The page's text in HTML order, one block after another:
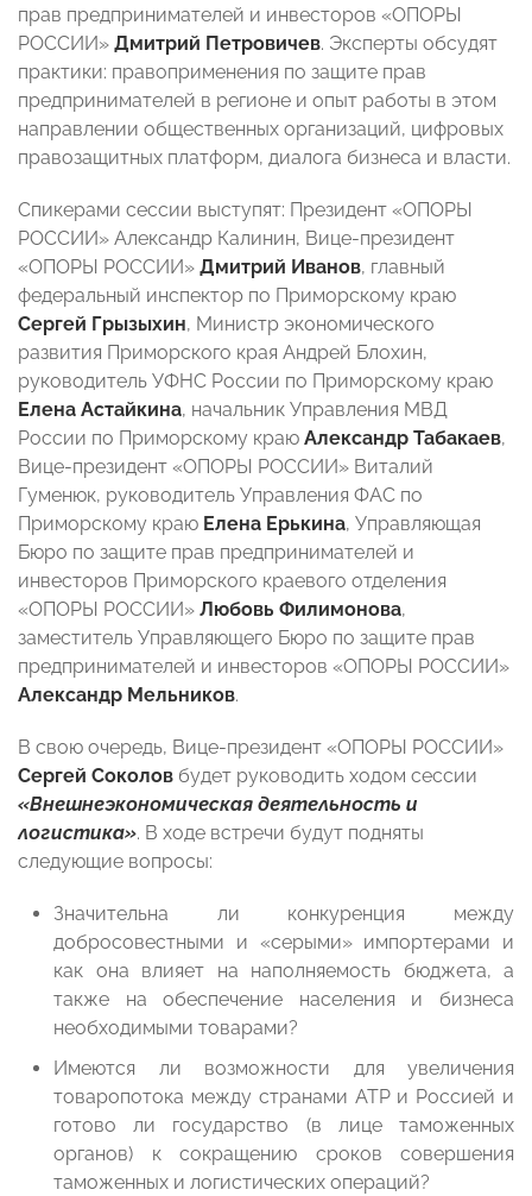
прав предпринимателей и инвесторов «ОПОРЫ
РОССИИ» Дмитрий Петровичев. Эксперты обсудят
практики: правоприменения по защите прав
предпринимателей в регионе и опыт работы в этом
направлении общественных организаций, цифровых
правозащитных платформ, диалога бизнеса и власти.
Спикерами сессии выступят: Президент «ОПОРЫ
РОССИИ» Александр Калинин, Вице-президент
«ОПОРЫ РОССИИ» Дмитрий Иванов, главный
федеральный инспектор по Приморскому краю
Сергей Грызыхин, Министр экономического
развития Приморского края Андрей Блохин,
руководитель УФНС России по Приморскому краю
Елена Астайкина, начальник Управления МВД
России по Приморскому краю Александр Табакаев,
Вице-президент «ОПОРЫ РОССИИ» Виталий
Гуменюк, руководитель Управления ФАС по
Приморскому краю Елена Ерькина, Управляющая
Бюро по защите прав предпринимателей и
инвесторов Приморского краевого отделения
«ОПОРЫ РОССИИ» Любовь Филимонова,
заместитель Управляющего Бюро по защите прав
предпринимателей и инвесторов «ОПОРЫ РОССИИ»
Александр Мельников.
В свою очередь, Вице-президент «ОПОРЫ РОССИИ»
Сергей Соколов будет руководить ходом сессии
«Внешнеэкономическая деятельность и
логистика». В ходе встречи будут подняты
следующие вопросы:
Значительна ли конкуренция между
добросовестными и «серыми» импортерами и
как она влияет на наполняемость бюджета, а
также на обеспечение населения и бизнеса
необходимыми товарами?
Имеются ли возможности для увеличения
товаропотока между странами АТР и Россией и
готово ли государство (в лице таможенных
органов) к сокращению сроков совершения
таможенных и логистических операций?